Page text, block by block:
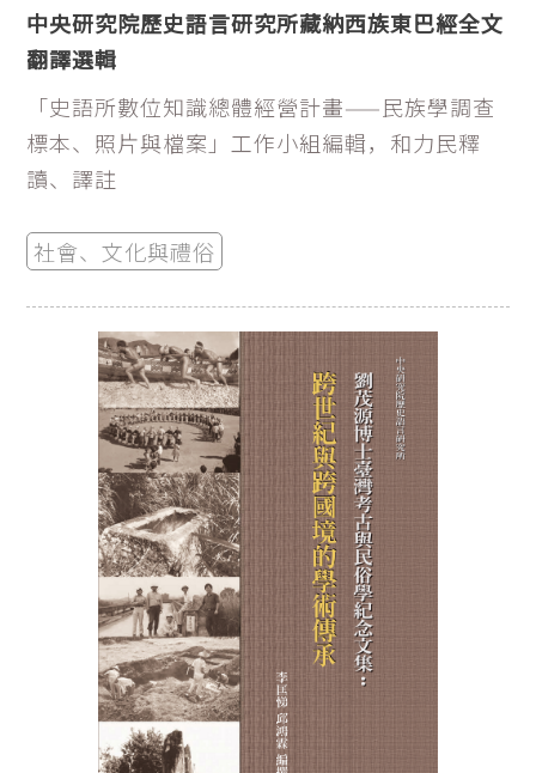
中央研究院歷史語言研究所藏納西族東巴經全文
翻譯選輯
「史語所數位知識總體經營計畫——民族學調查
標本、照片與檔案」工作小組編輯，和力民釋
讀、譯註
社會、文化與禮俗